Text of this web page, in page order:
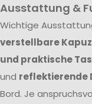
Ausstattung &
Wichtige
verstellbare
und praktische
und reflektierende
Bord. Je